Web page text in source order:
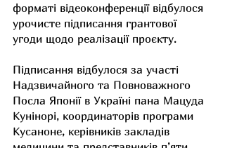
форматі відеоконференції відбулося
урочисте підписання грантової
угоди щодо реалізації проєкту.
Підписання відбулося за участі
Надзвичайного та Повноважного
Посла Японії в Україні пана Мацуда
Кунінорі, координаторів програми
Кусаноне, керівників закладів